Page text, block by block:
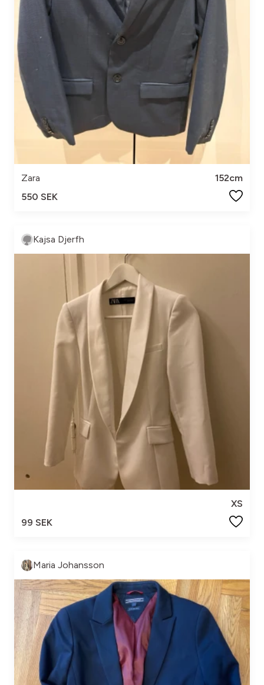
Zara
152cm
550 SEK
Kajsa Djerfh
XS
99 SEK
Maria Johansson